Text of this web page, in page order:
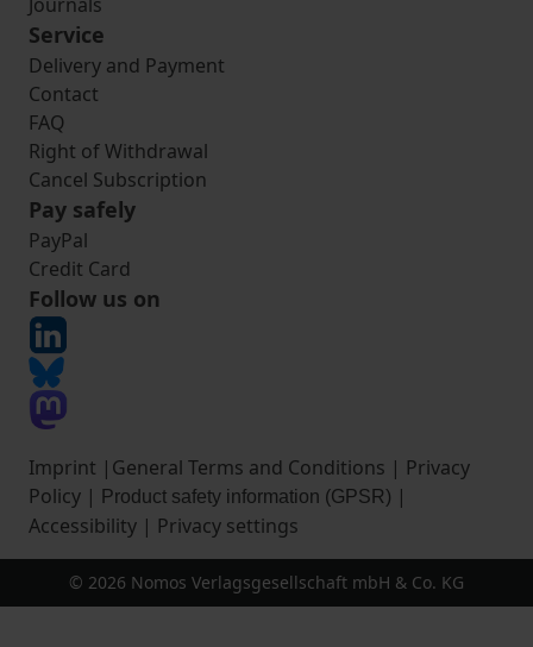
Service
Delivery and Payment
Contact
FAQ
Right of Withdrawal
Cancel Subscription
Pay safely
PayPal
Credit Card
Follow us on
Imprint | General Terms and Conditions | Privacy
Policy | Product safety information (GPSR) |
Accessibility | Privacy settings
© 2026 Nomos Verlagsgesellschaft mbH & Co. KG